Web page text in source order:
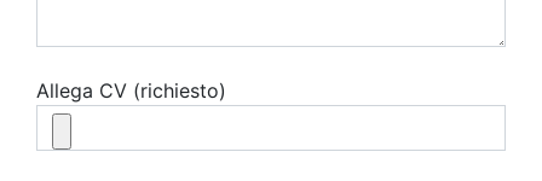
Allega CV (richiesto)